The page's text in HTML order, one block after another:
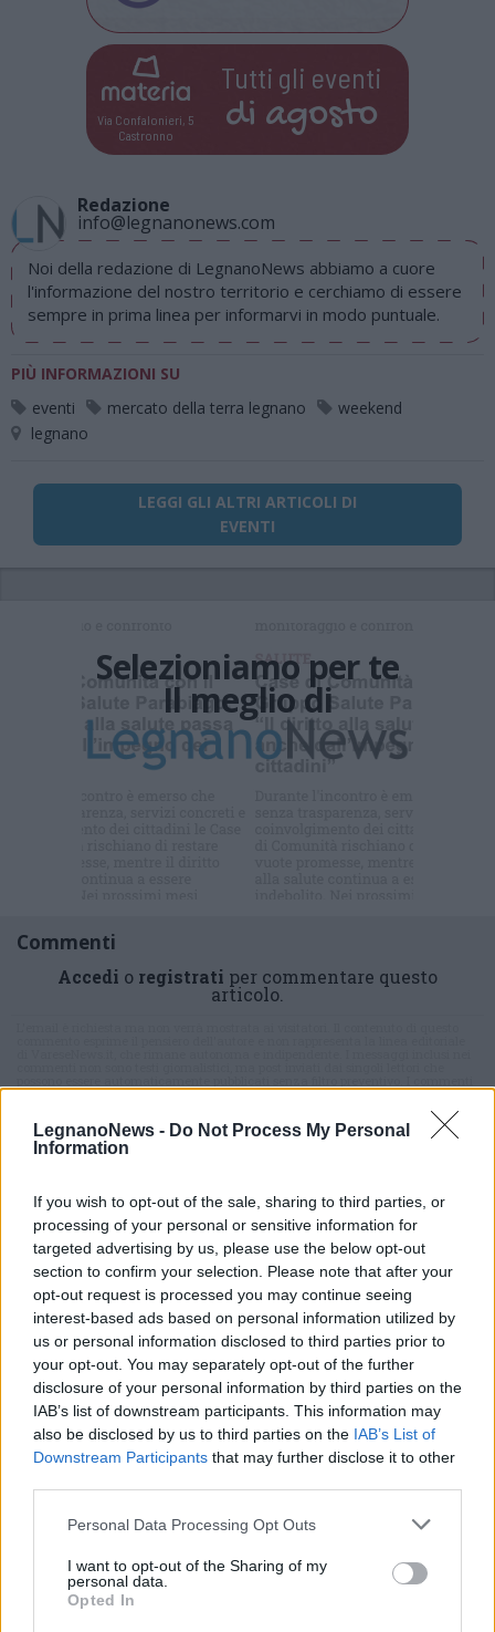
LegnanoNews - Do Not Process My Personal
Information
If you wish to opt-out of the sale, sharing to third parties, or
processing of your personal or sensitive information for
targeted advertising by us, please use the below opt-out
section to confirm your selection. Please note that after your
opt-out request is processed you may continue seeing
interest-based ads based on personal information utilized by
us or personal information disclosed to third parties prior to
your opt-out. You may separately opt-out of the further
disclosure of your personal information by third parties on the
IAB’s list of downstream participants. This information may
also be disclosed by us to third parties on the IAB’s List of
Downstream Participants that may further disclose it to other
Personal Data Processing Opt Outs
I want to opt-out of the Sharing of my
personal data.
Opted In
Via Confalonieri, 5
Castronno
Tutti gli eventi
di agosto
Redazione
info@legnanonews.com
Noi della redazione di LegnanoNews abbiamo a cuore
l'informazione del nostro territorio e cerchiamo di essere
sempre in prima linea per informarvi in modo puntuale.
PIÙ INFORMAZIONI SU
eventi
mercato della terra legnano
weekend
legnano
LEGGI GLI ALTRI ARTICOLI DI
EVENTI
Selezioniamo per te
Il meglio di
Commenti
Accedi o registrati per commentare questo
articolo.
che includano uno o più link a siti esterni verranno rimossi in automatico dal
ALTRE NOTIZIE DI LEGNANO